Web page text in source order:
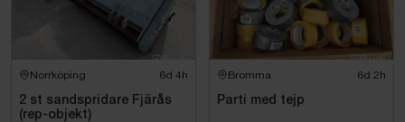
Norrköping 6d 4h
2 st sandspridare Fjärås
(rep-objekt)
Bromma 6d 2h
Parti med tejp